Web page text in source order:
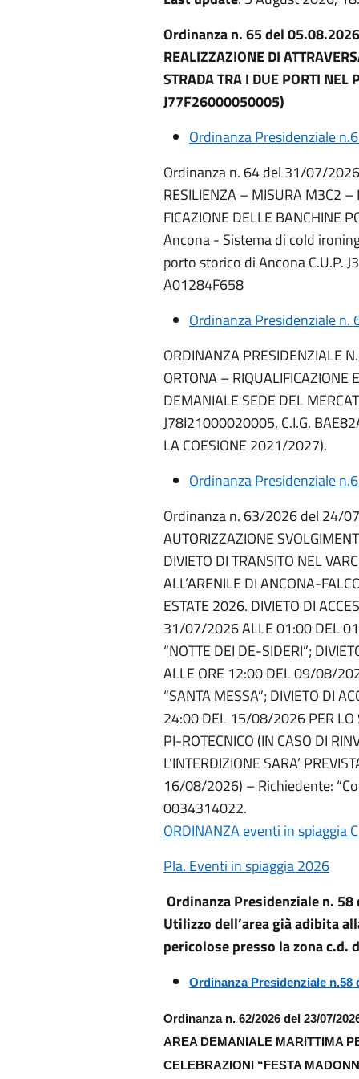
Ordinanza n. 65 del
REALIZZAZIONE DI
STRADA TRA I DUE PORTI NEL
J77F26000050005)
Ordinanza Presidenziale
Ordinanza n. 64 del 31/07/2026
RESILIENZA – MISURA M3C2 –
FICAZIONE DELLE BANCHINE
Ancona - Sistema di cold
porto storico di Ancona C.U.P.
A01284F658
Ordinanza Presidenziale n.
ORDINANZA PRESIDENZIALE
ORTONA – RIQUALIFICAZIONE
DEMANIALE SEDE DEL
J78I21000020005, C.I.G.
LA COESIONE 2021/2027).
Ordinanza Presidenziale
Ordinanza n. 63/2026 del 24/
AUTORIZZAZIONE
DIVIETO DI TRANSITO NEL
ALL’ARENILE DI ANCONA-
ESTATE 2026. DIVIETO DI
31/07/2026 ALLE 01:00 DEL
“NOTTE DEI DE-SIDERI”;
ALLE ORE 12:00 DEL 09/08/
“SANTA MESSA”; DIVIETO DI
24:00 DEL 15/08/2026 PER LO
PI-ROTECNICO (IN CASO DI
L’INTERDIZIONE SARA’
16/08/2026) – Richiedente:
0034314022.
ORDINANZA eventi in spiaggia
Pla. Eventi in spiaggia 2026
Ordinanza Presidenziale n.
Utilizzo dell’area già adibita
pericolose presso la zona c.d.
Ordinanza Presidenziale n.58
Ordinanza n. 62/2026 del 23/07/
AREA DEMANIALE MARITTIMA
CELEBRAZIONI “FESTA